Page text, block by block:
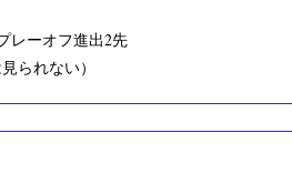
レーオフ進出2先
られない）